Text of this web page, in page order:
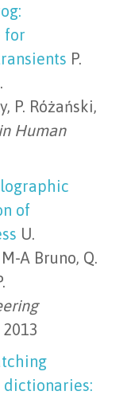
for
P.
P. Różański,
Human
of
U.
A Bruno, Q.